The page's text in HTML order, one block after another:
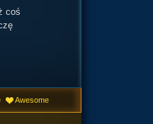
coś
Awesome